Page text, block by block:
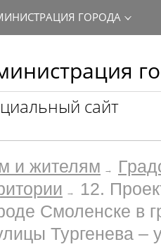
сайт
ГОРОДА
и жителям
12.
Смоленске в
Тургенева